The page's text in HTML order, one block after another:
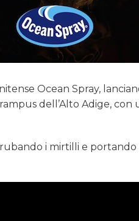
Ocean Spray,
dell’Alto Adige, con
i mirtilli e